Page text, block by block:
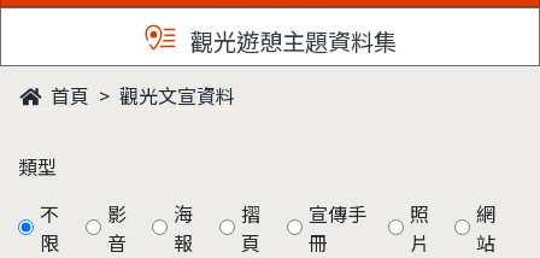
觀光遊憩主題資料集
首頁 觀光文宣資料
類型
不
限
影
音
海
報
摺
頁
宣傳手
冊
照
片
網
站